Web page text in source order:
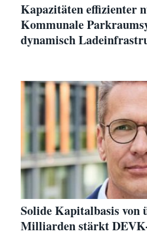
Kapazitäten effizienter
Kommunale
dynamisch
Solide Kapitalbasis von
Milliarden stärkt